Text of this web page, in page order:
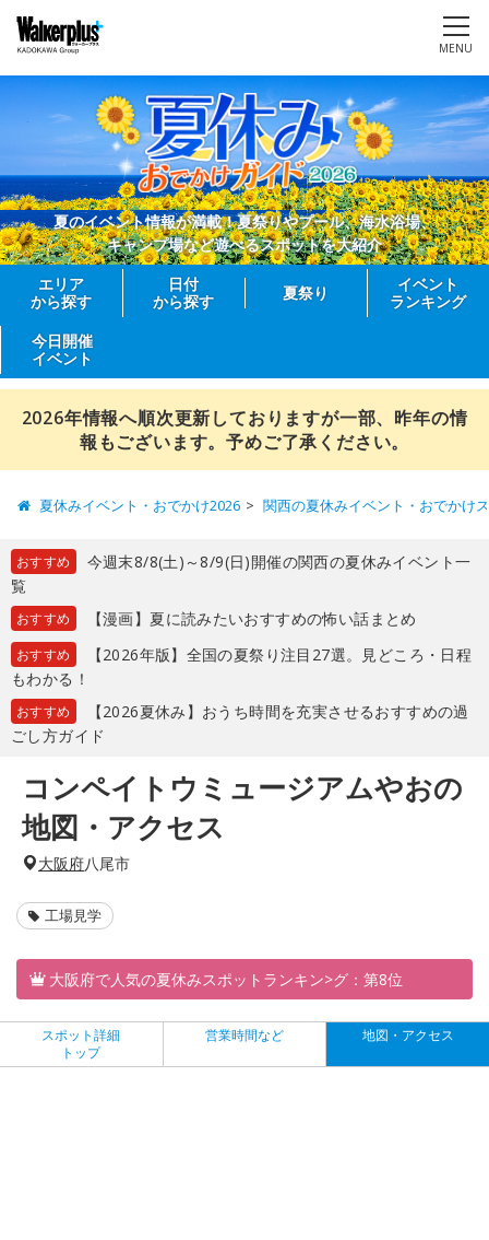
MENU
夏のイベント情報が満載！夏祭りやプール、海水浴場、
キャンプ場など遊べるスポットを大紹介
エリア
から探す
日付
から探す
夏祭り
イベント
ランキング
今日開催
イベント
2026年情報へ順次更新しておりますが一部、昨年の情
報もございます。予めご了承ください。
夏休みイベント・おでかけ2026 関西の夏休みイベント・おでかけ
おすすめ
今週末8/8(土)～8/9(日)開催の関西の夏休みイベント一
覧
おすすめ 【漫画】夏に読みたいおすすめの怖い話まとめ
おすすめ
【2026年版】全国の夏祭り注目27選。見どころ・日程
もわかる！
おすすめ
【2026夏休み】おうち時間を充実させるおすすめの過
ごし方ガイド
コンペイトウミュージアムやおの
地図・アクセス
大阪府八尾市
工場見学
大阪府で人気の夏休みスポットランキン>グ：第8位
スポット詳細
トップ
営業時間など 地図・アクセス